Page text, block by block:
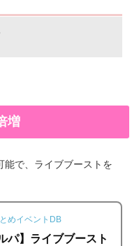
増
能で、ライブブーストを
めイベントDB
パ】ライブブースト